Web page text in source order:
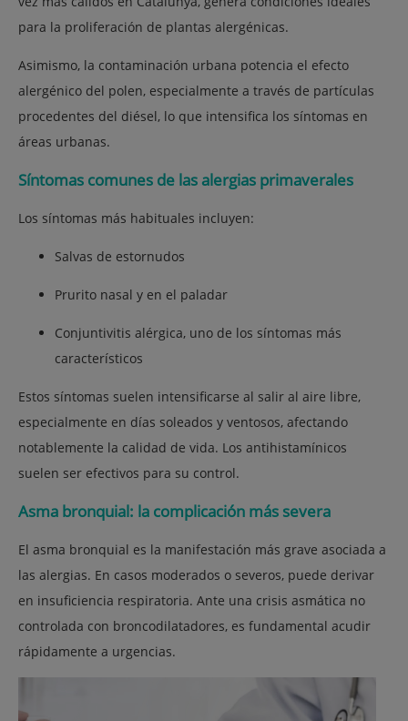
para la proliferación de plantas alergénicas.
Asimismo, la contaminación urbana potencia el efecto
alergénico del polen, especialmente a través de partículas
procedentes del diésel, lo que intensifica los síntomas en
áreas urbanas.
Síntomas comunes de las alergias primaverales
Los síntomas más habituales incluyen:
Salvas de estornudos
Prurito nasal y en el paladar
Conjuntivitis alérgica, uno de los síntomas más
característicos
Estos síntomas suelen intensificarse al salir al aire libre,
especialmente en días soleados y ventosos, afectando
notablemente la calidad de vida. Los antihistamínicos
suelen ser efectivos para su control.
Asma bronquial: la complicación más severa
El asma bronquial es la manifestación más grave asociada a
las alergias. En casos moderados o severos, puede derivar
en insuficiencia respiratoria. Ante una crisis asmática no
controlada con broncodilatadores, es fundamental acudir
rápidamente a urgencias.